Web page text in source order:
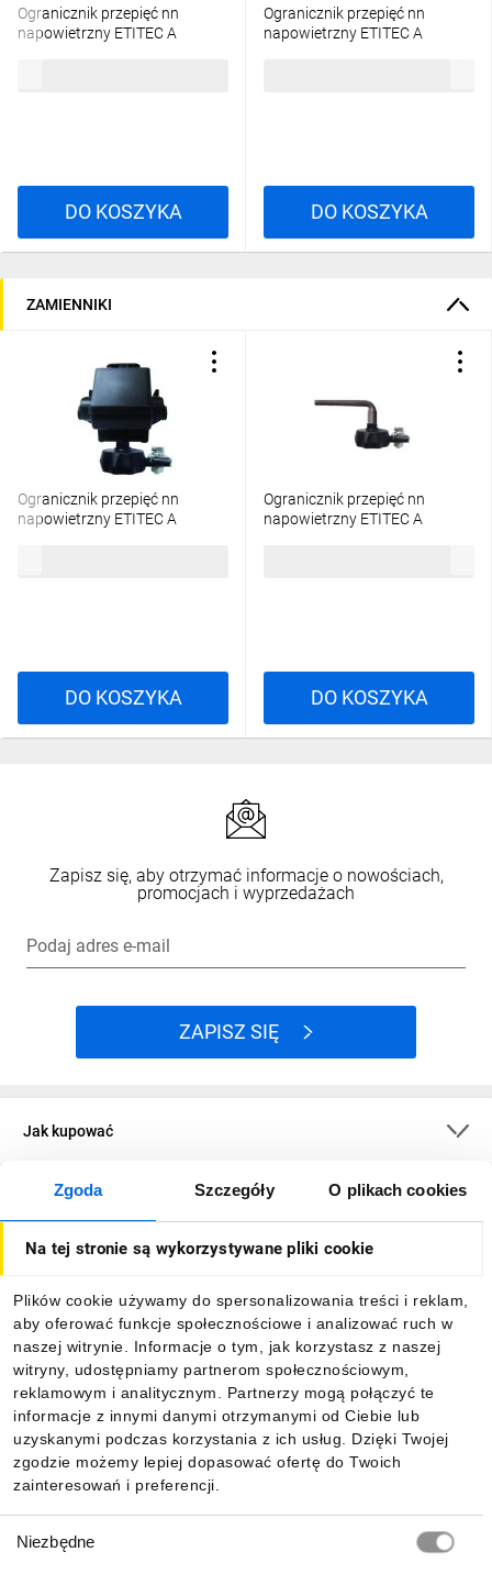
Zgoda Szczegóły O plikach cookies
Na tej stronie są wykorzystywane pliki cookie
Plików cookie używamy do spersonalizowania treści i reklam,
aby oferować funkcje społecznościowe i analizować ruch w
naszej witrynie. Informacje o tym, jak korzystasz z naszej
witryny, udostępniamy partnerom społecznościowym,
reklamowym i analitycznym. Partnerzy mogą połączyć te
informacje z innymi danymi otrzymanymi od Ciebie lub
uzyskanymi podczas korzystania z ich usług. Dzięki Twojej
zgodzie możemy lepiej dopasować ofertę do Twoich
zainteresowań i preferencji.
zgody
Niezbędne
Ogranicznik przepięć nn
napowietrzny ETITEC A
DO KOSZYKA
Ogranicznik przepięć nn
napowietrzny ETITEC A
DO KOSZYKA
ZAMIENNIKI
Ogranicznik przepięć nn
napowietrzny ETITEC A
DO KOSZYKA
Ogranicznik przepięć nn
napowietrzny ETITEC A
DO KOSZYKA
Zapisz się, aby otrzymać informacje o nowościach,
promocjach i wyprzedażach
Podaj adres e-mail
ZAPISZ SIĘ
Jak kupować
O firmie
Informacje
Pobierz naszą aplikację mobilną: